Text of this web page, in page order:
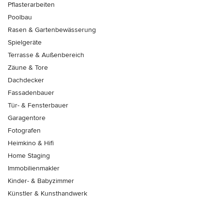
Pflasterarbeiten
Poolbau
Rasen & Gartenbewässerung
Spielgeräte
Terrasse & Außenbereich
Zäune & Tore
Dachdecker
Fassadenbauer
Tür- & Fensterbauer
Garagentore
Fotografen
Heimkino & Hifi
Home Staging
Immobilienmakler
Kinder- & Babyzimmer
Künstler & Kunsthandwerk